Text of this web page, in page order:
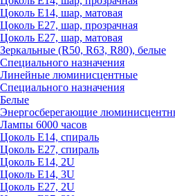
Цоколь Е14, шар, матовая
Цоколь Е27, шар, прозрачная
Цоколь Е27, шар, матовая
Зеркальные (R50, R63, R80), белые
Специального назначения
Линейные люминисцентные
Специального назначения
Белые
Энергосберегающие
Лампы 6000 часов
Цоколь Е14, спираль
Цоколь Е27, спираль
Цоколь Е14, 2U
Цоколь Е14, 3U
Цоколь Е27, 2U